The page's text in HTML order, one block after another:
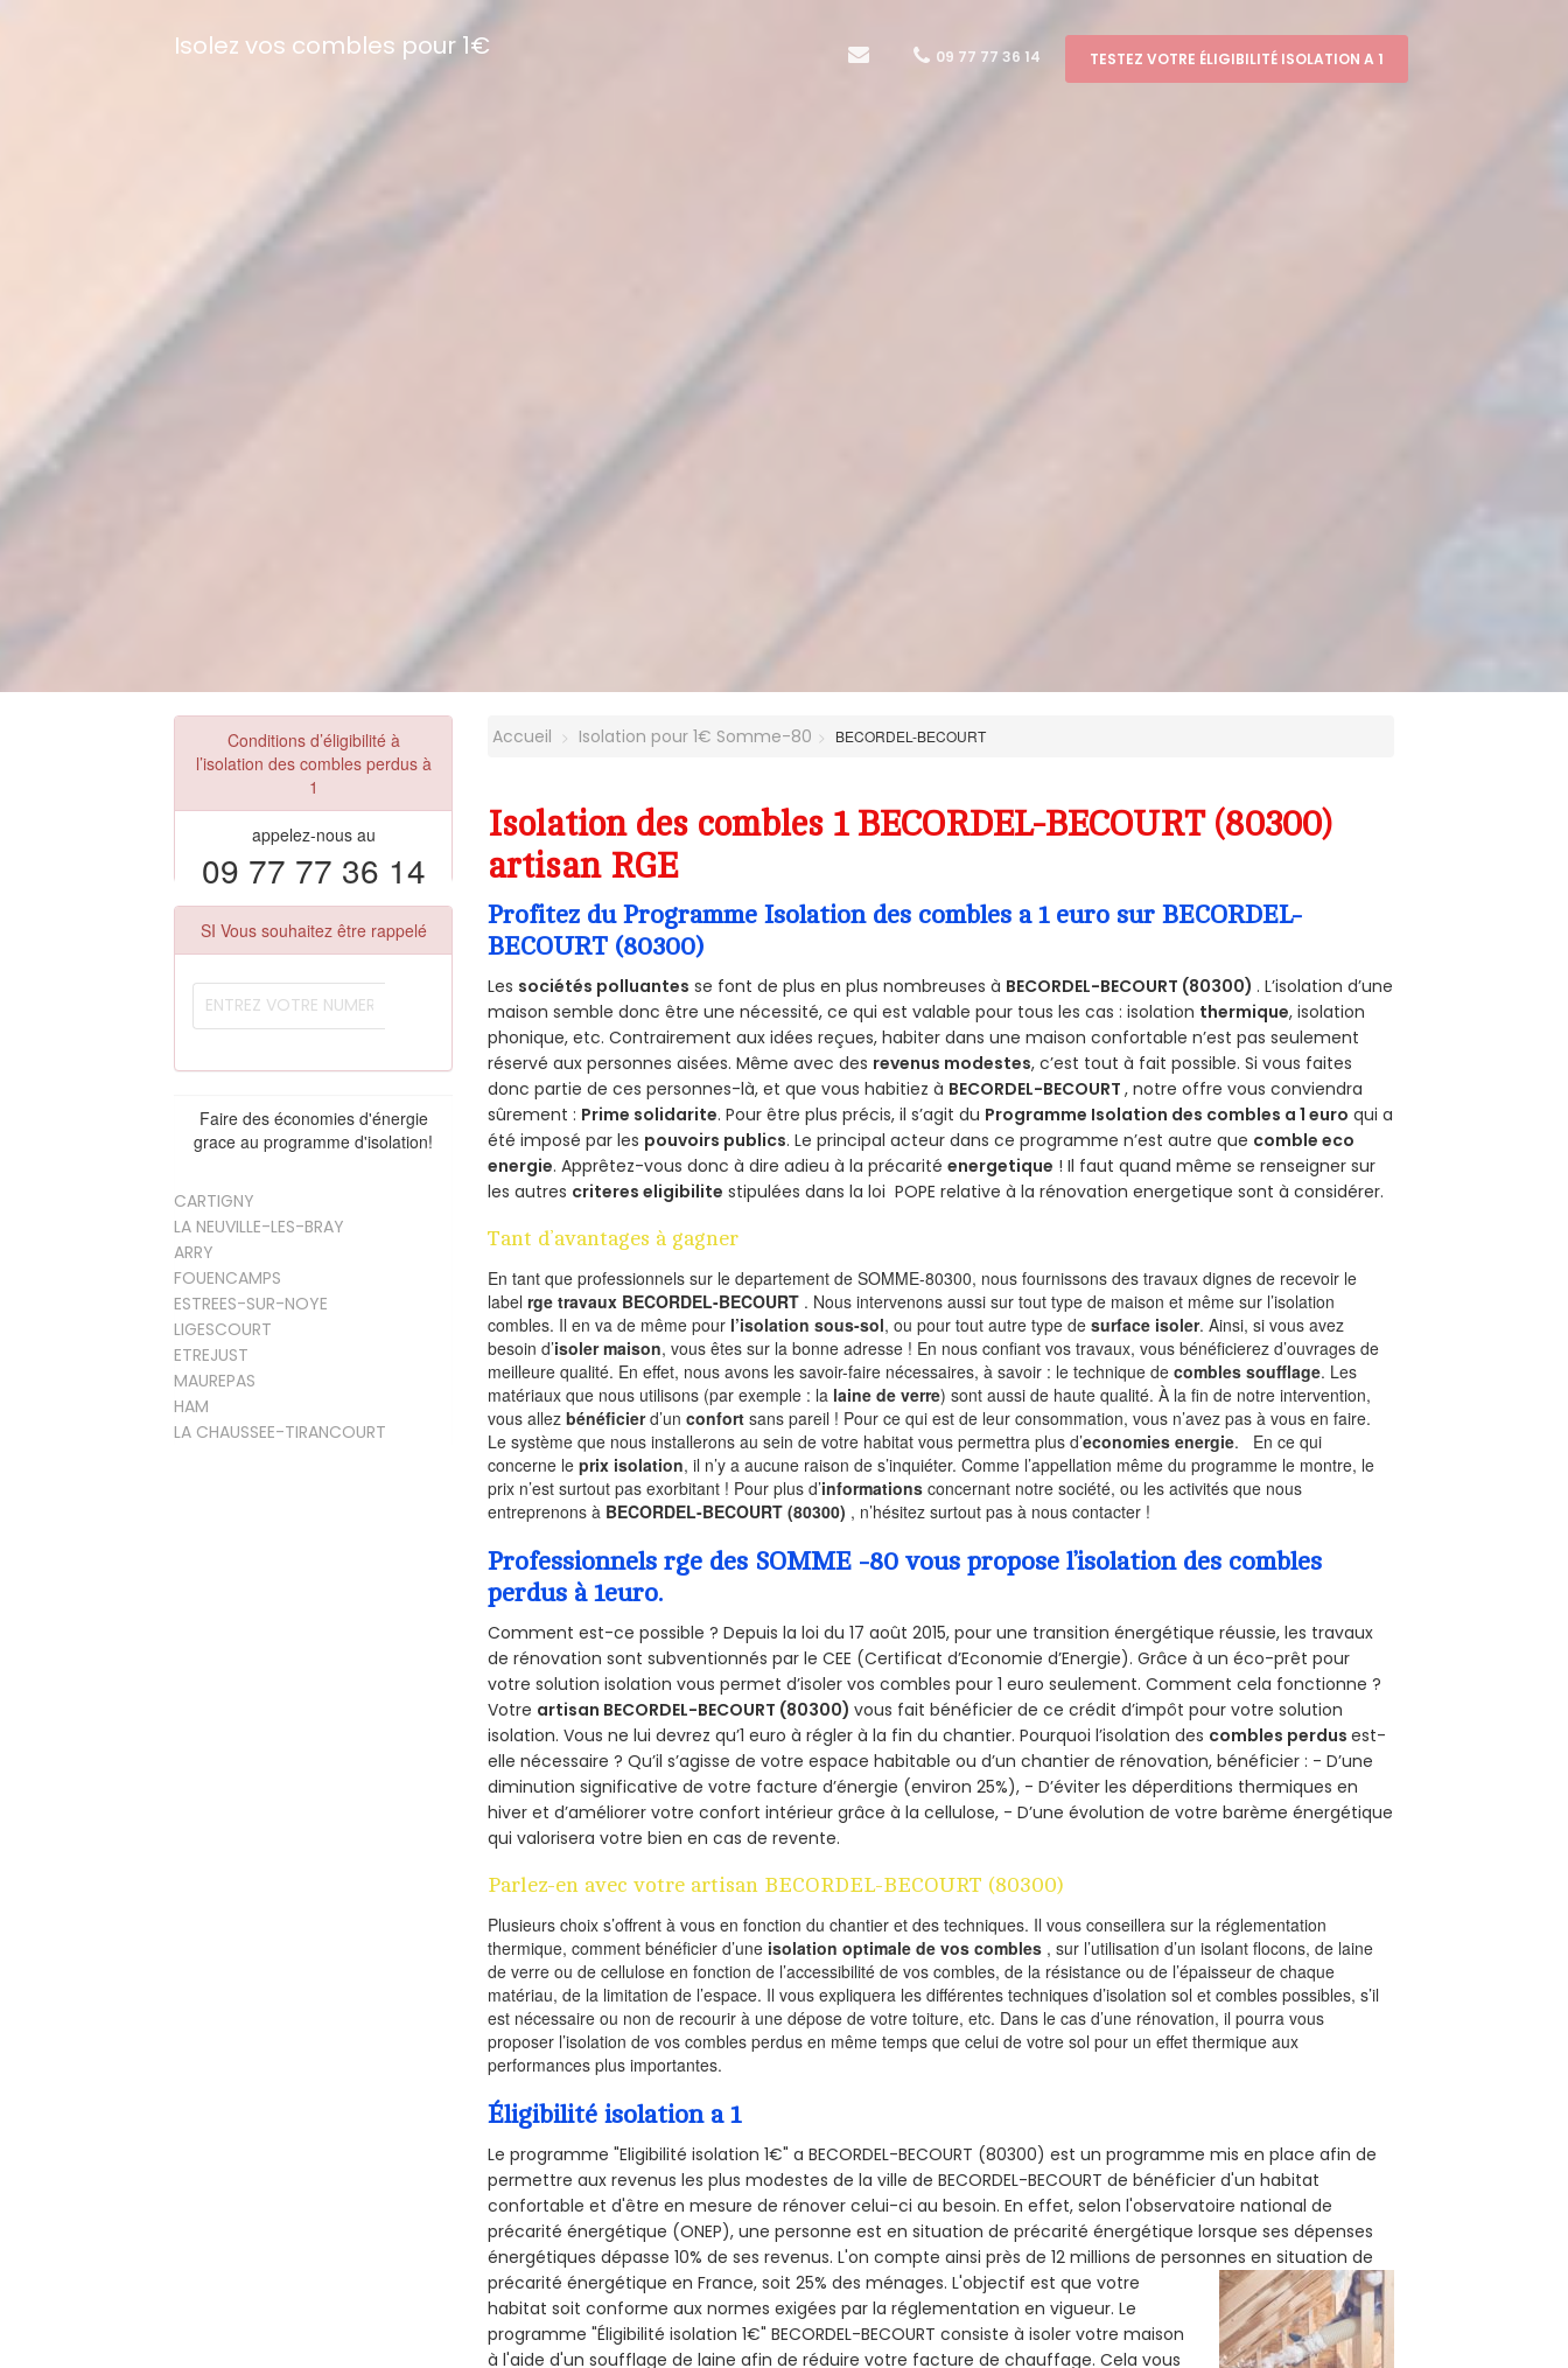
Isolez vos combles pour 1€ 09 77 77 36 14 TESTEZ VOTRE ÉLIGIBILITÉ ISOLATION A 1
Conditions d’éligibilité à
l’isolation des combles perdus à
1
appelez-nous au
09 77 77 36 14
SI Vous souhaitez être rappelé
Faire des économies d'énergie
grace au programme d'isolation!
CARTIGNY
LA NEUVILLE-LES-BRAY
ARRY
FOUENCAMPS
ESTREES-SUR-NOYE
LIGESCOURT
ETREJUST
MAUREPAS
HAM
LA CHAUSSEE-TIRANCOURT
Accueil Isolation pour 1€ Somme-80 BECORDEL-BECOURT
Isolation des combles 1 BECORDEL-BECOURT (80300)
artisan RGE
Profitez du Programme Isolation des combles a 1 euro sur BECORDEL-
BECOURT (80300)
Les sociétés polluantes se font de plus en plus nombreuses à BECORDEL-BECOURT (80300) . L’isolation d’une
maison semble donc être une nécessité, ce qui est valable pour tous les cas : isolation thermique, isolation
phonique, etc. Contrairement aux idées reçues, habiter dans une maison confortable n’est pas seulement
réservé aux personnes aisées. Même avec des revenus modestes, c’est tout à fait possible. Si vous faites
donc partie de ces personnes-là, et que vous habitiez à BECORDEL-BECOURT, notre offre vous conviendra
sûrement : Prime solidarite. Pour être plus précis, il s’agit du Programme Isolation des combles a 1 euro qui a
été imposé par les pouvoirs publics. Le principal acteur dans ce programme n’est autre que comble eco
energie. Apprêtez-vous donc à dire adieu à la précaritéenergetique ! Il faut quand même se renseigner sur
les autres criteres eligibilite stipulées dans la loi POPE relative à la rénovation energetique sont à considérer.
Tant d’avantages à gagner
En tant que professionnels sur le departement de SOMME-80300, nous fournissons des travaux dignes de recevoir le
labelrge travaux BECORDEL-BECOURT . Nous intervenons aussi sur tout type de maison et même sur l’isolation
combles. Il en va de même pour l’isolation sous-sol, ou pour tout autre type desurface isoler. Ainsi, si vous avez
besoin d’isoler maison, vous êtes sur la bonne adresse ! En nous confiant vos travaux, vous bénéficierez d’ouvrages de
meilleure qualité. En effet, nous avons les savoir-faire nécessaires, à savoir : le technique decombles soufflage. Les
matériaux que nous utilisons (par exemple : la laine de verre) sont aussi de haute qualité. À la fin de notre intervention,
vous allezbénéficierd’unconfort sans pareil ! Pour ce qui est de leur consommation, vous n’avez pas à vous en faire.
Le système que nous installerons au sein de votre habitat vous permettra plus d’economies energie. En ce qui
concerne leprix isolation, il n’y a aucune raison de s’inquiéter. Comme l’appellation même du programme le montre, le
prix n’est surtout pas exorbitant ! Pour plus d’informations concernant notre société, ou les activités que nous
entreprenons à BECORDEL-BECOURT (80300) , n’hésitez surtout pas à nous contacter !
Professionnels rge des SOMME -80 vous propose l’isolation des combles
perdus à 1euro.
Comment est-ce possible ? Depuis la loi du 17 août 2015, pour une transition énergétique réussie, les travaux
de rénovation sont subventionnés par le CEE (Certificat d’Economie d’Energie). Grâce à un éco-prêt pour
votre solution isolation vous permet d’isoler vos combles pour 1 euro seulement. Comment cela fonctionne ?
Votre artisan BECORDEL-BECOURT (80300)vous fait bénéficier de ce crédit d’impôt pour votre solution
isolation. Vous ne lui devrez qu’1 euro à régler à la fin du chantier. Pourquoi l’isolation des combles perdusest-
elle nécessaire ? Qu’il s’agisse de votre espace habitable ou d’un chantier de rénovation, bénéficier : - D’une
diminution significative de votre facture d’énergie (environ 25%), - D’éviter les déperditions thermiques en
hiver et d’améliorer votre confort intérieur grâce à la cellulose, - D’une évolution de votre barème énergétique
qui valorisera votre bien en cas de revente.
Parlez-en avec votre artisan BECORDEL-BECOURT (80300)
Plusieurs choix s’offrent à vous en fonction du chantier et des techniques. Il vous conseillera sur la réglementation
thermique, comment bénéficier d’une isolation optimale de vos combles , sur l’utilisation d’un isolant flocons, de laine
de verre ou de cellulose en fonction de l’accessibilité de vos combles, de la résistance ou de l’épaisseur de chaque
matériau, de la limitation de l’espace. Il vous expliquera les différentes techniques d’isolation sol et combles possibles, s’il
est nécessaire ou non de recourir à une dépose de votre toiture, etc. Dans le cas d’une rénovation, il pourra vous
proposer l’isolation de vos combles perdus en même temps que celui de votre sol pour un effet thermique aux
performances plus importantes.
Éligibilité isolation a 1
Le programme "Eligibilité isolation 1€" a BECORDEL-BECOURT (80300) est un programme mis en place afin de
permettre aux revenus les plus modestes de la ville de BECORDEL-BECOURT de bénéficier d'un habitat
confortable et d'être en mesure de rénover celui-ci au besoin. En effet, selon l'observatoire national de
précarité énergétique (ONEP), une personne est en situation de précarité énergétique lorsque ses dépenses
énergétiques dépasse 10% de ses revenus. L'on compte ainsi près de 12 millions de personnes en situation de
précarité énergétique en France, soit 25% des ménages.L'objectif est que votre
habitat soit conforme aux normes exigées par la réglementation en vigueur. Le
programme "Éligibilité isolation 1€" BECORDEL-BECOURT consiste à isoler votre maison
à l'aide d'un soufflage de laine afin de réduire votre facture de chauffage. Cela vous